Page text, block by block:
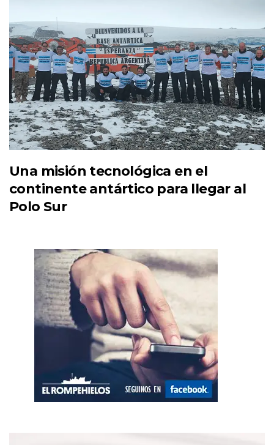
Una misión tecnológica en el
continente antártico para llegar al
Polo Sur